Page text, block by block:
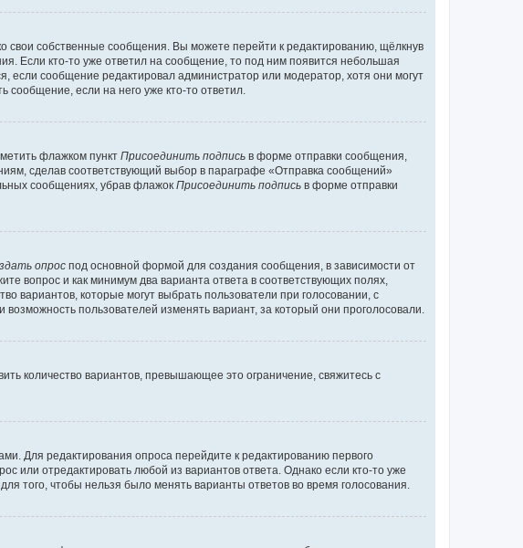
свои собственные сообщения. Вы можете перейти к редактированию, щёлкнув
Если кто-то уже ответил на сообщение, то под ним появится небольшая
если сообщение редактировал администратор или модератор, хотя они могут
сообщение, если на него уже кто-то ответил.
флажком пункт Присоединить подпись в форме отправки сообщения,
сделав соответствующий выбор в параграфе «Отправка сообщений»
сообщениях, убрав флажок Присоединить подпись в форме отправки
опрос под основной формой для создания сообщения, в зависимости от
вопрос и как минимум два варианта ответа в соответствующих полях,
вариантов, которые могут выбрать пользователи при голосовании, с
пользователей изменять вариант, за который они проголосовали.
количество вариантов, превышающее это ограничение, свяжитесь с
Для редактирования опроса перейдите к редактированию первого
или отредактировать любой из вариантов ответа. Однако если кто-то уже
того, чтобы нельзя было менять варианты ответов во время голосования.